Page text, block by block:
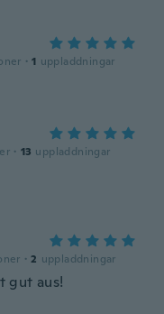
· 1 uppladdningar
· 13 uppladdningar
· 2 uppladdningar
gut aus!